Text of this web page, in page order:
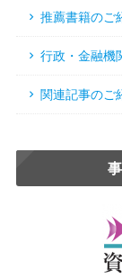
推薦書籍のご
行政・金融機
関連記事のご